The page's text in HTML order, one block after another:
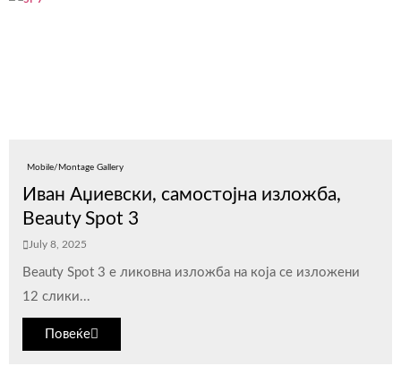
Mobile/Montage Gallery
Иван Аџиевски, самостојна изложба,
Beauty Spot 3
July 8, 2025
Beauty Spot 3 е ликовна изложба на која се изложени
12 слики...
Повеќе